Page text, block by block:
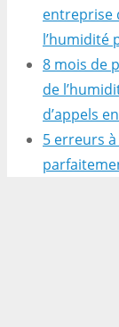
entreprise
l’humidité
8 mois de
de
d’appels
5 erreurs